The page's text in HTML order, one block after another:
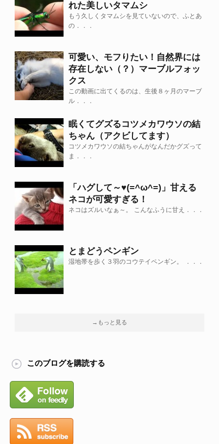
れた美しいタマムシ
もう久しくタマムシを見ていないので、ふとあ
の．．．
可愛い、モフりたい！自然界には
存在しない（？）マーブルフォッ
クス
この動画に出てくるのは、生後８ヶ月のマーブ
ル．．．
眠くてグズるコツメカワウソの結
ちゃん（アクビしてます）
コツメカワウソの結ちゃんがなんだかグズって
ま．．．
「ハグして～♥(=^ω^=)」甘える
ネコが可愛すぎる！
ネコはズルいなぁ～。 こんなふうに甘え．．．
とまどうペンギン
湿地帯を歩く３羽のコウテイペンギン。 ．．．
→もっと見る
このブログを購読する